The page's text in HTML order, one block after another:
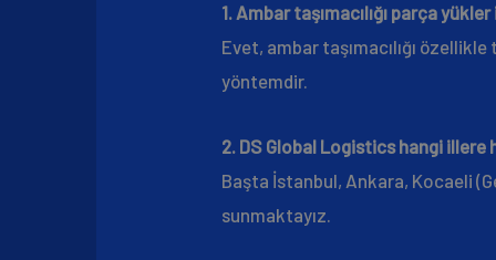
1. Ambar taşımacılığı parça
Evet, ambar taşımacılığı
yöntemdir.
2. DS Global Logistics hangi
Başta İstanbul, Ankara, Kocaeli
sunmaktayız.